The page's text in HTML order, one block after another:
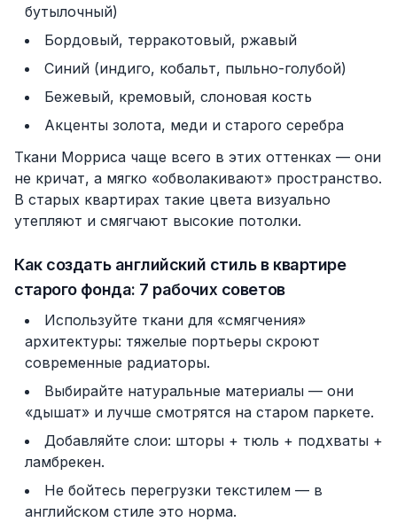
бутылочный)
Бордовый, терракотовый, ржавый
Синий (индиго, кобальт, пыльно-голубой)
Бежевый, кремовый, слоновая кость
Акценты золота, меди и старого серебра
Ткани Морриса чаще всего в этих оттенках — они
не кричат, а мягко «обволакивают» пространство.
В старых квартирах такие цвета визуально
утепляют и смягчают высокие потолки.
Как создать английский стиль в квартире
старого фонда: 7 рабочих советов
Используйте ткани для «смягчения»
архитектуры: тяжелые портьеры скроют
современные радиаторы.
Выбирайте натуральные материалы — они
«дышат» и лучше смотрятся на старом паркете.
Добавляйте слои: шторы + тюль + подхваты +
ламбрекен.
Не бойтесь перегрузки текстилем — в
английском стиле это норма.